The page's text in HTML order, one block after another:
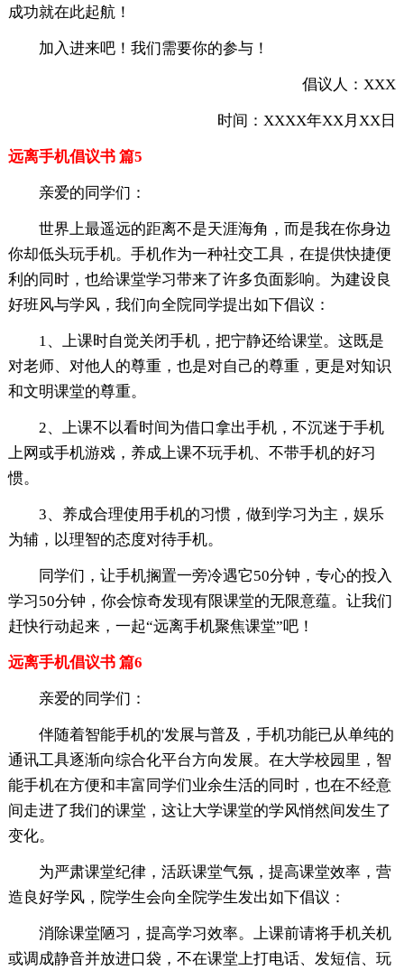
成功就在此起航！
加入进来吧！我们需要你的参与！
倡议人：XXX
时间：XXXX年XX月XX日
远离手机倡议书 篇5
亲爱的同学们：
世界上最遥远的距离不是天涯海角，而是我在你身边
你却低头玩手机。手机作为一种社交工具，在提供快捷便
利的同时，也给课堂学习带来了许多负面影响。为建设良
好班风与学风，我们向全院同学提出如下倡议：
1、上课时自觉关闭手机，把宁静还给课堂。这既是
对老师、对他人的尊重，也是对自己的尊重，更是对知识
和文明课堂的尊重。
2、上课不以看时间为借口拿出手机，不沉迷于手机
上网或手机游戏，养成上课不玩手机、不带手机的好习
惯。
3、养成合理使用手机的习惯，做到学习为主，娱乐
为辅，以理智的态度对待手机。
同学们，让手机搁置一旁冷遇它50分钟，专心的投入
学习50分钟，你会惊奇发现有限课堂的无限意蕴。让我们
赶快行动起来，一起“远离手机聚焦课堂”吧！
远离手机倡议书 篇6
亲爱的同学们：
伴随着智能手机的'发展与普及，手机功能已从单纯的
通讯工具逐渐向综合化平台方向发展。在大学校园里，智
能手机在方便和丰富同学们业余生活的同时，也在不经意
间走进了我们的课堂，这让大学课堂的学风悄然间发生了
变化。
为严肃课堂纪律，活跃课堂气氛，提高课堂效率，营
造良好学风，院学生会向全院学生发出如下倡议：
消除课堂陋习，提高学习效率。上课前请将手机关机
或调成静音并放进口袋，不在课堂上打电话、发短信、玩